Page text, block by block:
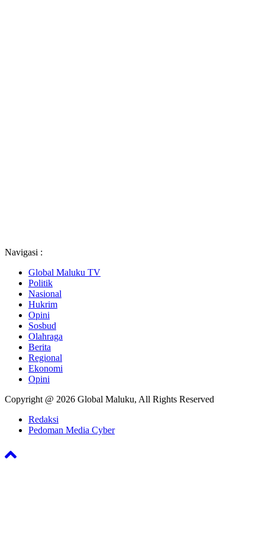
Navigasi :
Global Maluku TV
Politik
Nasional
Hukrim
Opini
Sosbud
Olahraga
Berita
Regional
Ekonomi
Opini
Copyright @ 2026 Global Maluku, All Rights Reserved
Redaksi
Pedoman Media Cyber